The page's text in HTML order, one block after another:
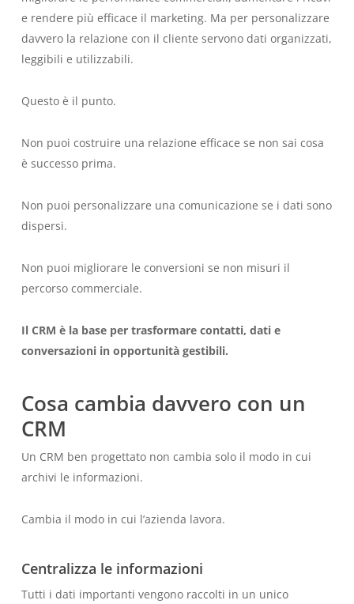
e rendere più efficace il marketing. Ma per personalizzare
davvero la relazione con il cliente servono dati organizzati,
leggibili e utilizzabili.
Questo è il punto.
Non puoi costruire una relazione efficace se non sai cosa
è successo prima.
Non puoi personalizzare una comunicazione se i dati sono
dispersi.
Non puoi migliorare le conversioni se non misuri il
percorso commerciale.
Il CRM è la base per trasformare contatti, dati e
conversazioni in opportunità gestibili.
Cosa cambia davvero con un
CRM
Un CRM ben progettato non cambia solo il modo in cui
archivi le informazioni.
Cambia il modo in cui l’azienda lavora.
Centralizza le informazioni
Tutti i dati importanti vengono raccolti in un unico